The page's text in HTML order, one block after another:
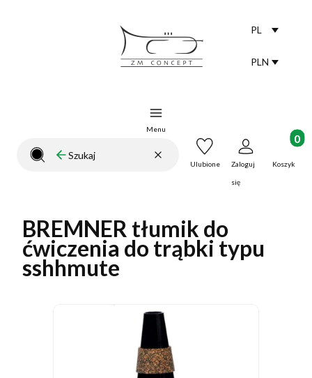
PL
PLN
Menu
Zamknij wyszukiwarkęWyczyść
Szukaj Ulubione Zaloguj
się
Koszyk
BREMNER tłumik do
ćwiczenia do trąbki typu
sshhmute